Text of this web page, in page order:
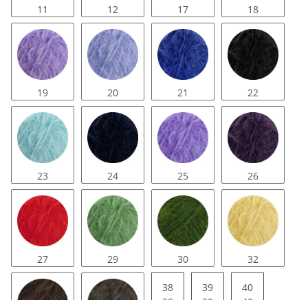
11 12 17 18
19 20 21 22
23 24 25 26
27 29 30 32
38
39
40